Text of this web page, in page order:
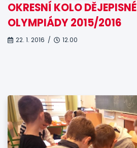
OKRESNÍ KOLO DĚJEPISNÉ
OLYMPIÁDY 2015/2016
22. 1. 2016 / 12.00